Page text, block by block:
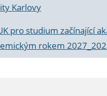
Karlovy
pro studium začínající
rokem